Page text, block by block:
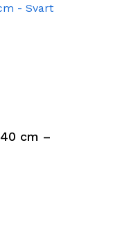
cm –